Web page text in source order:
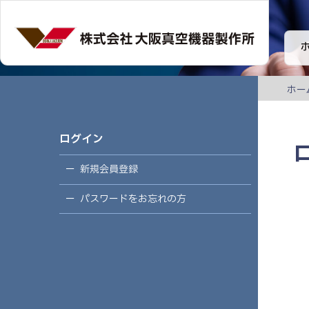
ホー
ログイン
新規会員登録
パスワードをお忘れの方